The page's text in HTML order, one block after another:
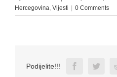
Hercegovina, Vijesti 0 Comments
Podijelite!!! Facebook